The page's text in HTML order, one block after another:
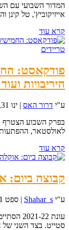
המדור השבועי עם
אייזיקוביץ', טל קינן
קרא עוד
פודקאסט:
היריבויות
ע"י דרור האס | ינו 31, 2023
בפרק השבוע הצטרף
לאולסטאר, ההפתעות
קרא עוד
קבוצה ביום:
ע"י Shahar_s
| ספט 21, 2022
עונת
סטייט. בצד השני